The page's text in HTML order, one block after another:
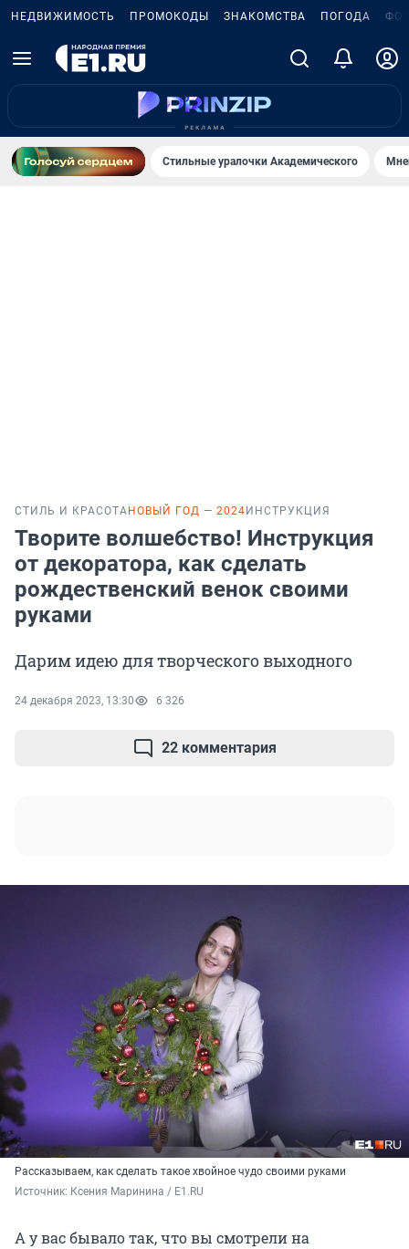
НЕДВИЖИМОСТЬ ПРОМОКОДЫ ЗНАКОМСТВА ПОГОДА
Стильные уралочки Академического
СТИЛЬ И КРАСОТА НОВЫЙ ГОД — 2024 ИНСТРУКЦИЯ
Творите волшебство! Инструкция
от декоратора, как сделать
рождественский венок своими
руками
Дарим идею для творческого выходного
24 декабря 2023, 13:30 6 326
22 комментария
Рассказываем, как сделать такое хвойное чудо своими руками
Источник: Ксения Маринина / E1.RU
А у вас бывало так, что вы смотрели на